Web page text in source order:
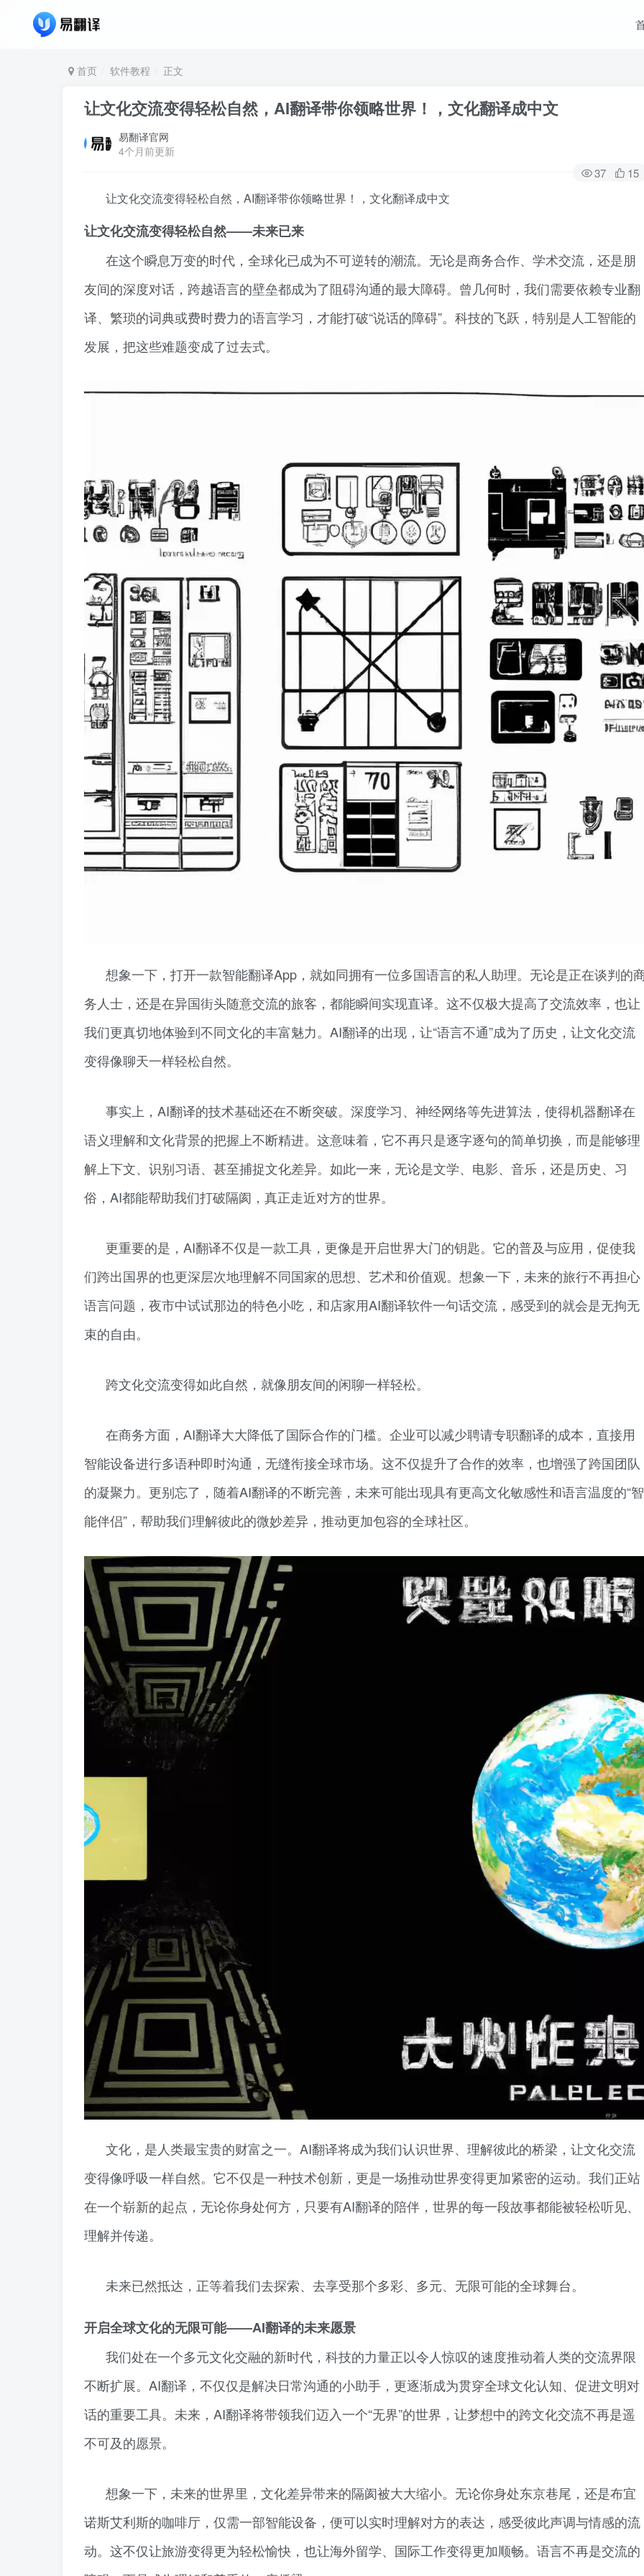
首页 软件教程 正文
让文化交流变得轻松自然，AI翻译带你领略世界！，文化翻译成中文
易翻译官网
4个月前更新
37 15
让文化交流变得轻松自然，AI翻译带你领略世界！，文化翻译成中文
让文化交流变得轻松自然——未来已来
在这个瞬息万变的时代，全球化已成为不可逆转的潮流。无论是商务合作、学术交流，还是朋
友间的深度对话，跨越语言的壁垒都成为了阻碍沟通的最大障碍。曾几何时，我们需要依赖专业翻
译、繁琐的词典或费时费力的语言学习，才能打破“说话的障碍”。科技的飞跃，特别是人工智能的
发展，把这些难题变成了过去式。
想象一下，打开一款智能翻译App，就如同拥有一位多国语言的私人助理。无论是正在谈判的
务人士，还是在异国街头随意交流的旅客，都能瞬间实现直译。这不仅极大提高了交流效率，也让
我们更真切地体验到不同文化的丰富魅力。AI翻译的出现，让“语言不通”成为了历史，让文化交流
变得像聊天一样轻松自然。
事实上，AI翻译的技术基础还在不断突破。深度学习、神经网络等先进算法，使得机器翻译在
语义理解和文化背景的把握上不断精进。这意味着，它不再只是逐字逐句的简单切换，而是能够理
解上下文、识别习语、甚至捕捉文化差异。如此一来，无论是文学、电影、音乐，还是历史、习
俗，AI都能帮助我们打破隔阂，真正走近对方的世界。
更重要的是，AI翻译不仅是一款工具，更像是开启世界大门的钥匙。它的普及与应用，促使我
们跨出国界的也更深层次地理解不同国家的思想、艺术和价值观。想象一下，未来的旅行不再担心
语言问题，夜市中试试那边的特色小吃，和店家用AI翻译软件一句话交流，感受到的就会是无拘无
束的自由。
跨文化交流变得如此自然，就像朋友间的闲聊一样轻松。
在商务方面，AI翻译大大降低了国际合作的门槛。企业可以减少聘请专职翻译的成本，直接用
智能设备进行多语种即时沟通，无缝衔接全球市场。这不仅提升了合作的效率，也增强了跨国团队
的凝聚力。更别忘了，随着AI翻译的不断完善，未来可能出现具有更高文化敏感性和语言温度的“智
能伴侣”，帮助我们理解彼此的微妙差异，推动更加包容的全球社区。
文化，是人类最宝贵的财富之一。AI翻译将成为我们认识世界、理解彼此的桥梁，让文化交流
变得像呼吸一样自然。它不仅是一种技术创新，更是一场推动世界变得更加紧密的运动。我们正站
在一个崭新的起点，无论你身处何方，只要有AI翻译的陪伴，世界的每一段故事都能被轻松听见、
理解并传递。
未来已然抵达，正等着我们去探索、去享受那个多彩、多元、无限可能的全球舞台。
开启全球文化的无限可能——AI翻译的未来愿景
我们处在一个多元文化交融的新时代，科技的力量正以令人惊叹的速度推动着人类的交流界限
不断扩展。AI翻译，不仅仅是解决日常沟通的小助手，更逐渐成为贯穿全球文化认知、促进文明对
话的重要工具。未来，AI翻译将带领我们迈入一个“无界”的世界，让梦想中的跨文化交流不再是遥
不可及的愿景。
想象一下，未来的世界里，文化差异带来的隔阂被大大缩小。无论你身处东京巷尾，还是布宜
诺斯艾利斯的咖啡厅，仅需一部智能设备，便可以实时理解对方的表达，感受彼此声调与情感的流
动。这不仅让旅游变得更为轻松愉快，也让海外留学、国际工作变得更加顺畅。语言不再是交流的